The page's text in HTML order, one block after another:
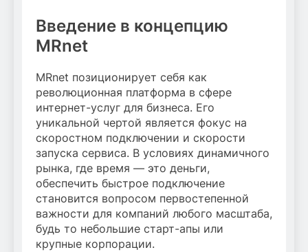
Введение в концепцию
MRnet
MRnet позиционирует себя как
революционная платформа в сфере
интернет-услуг для бизнеса. Его
уникальной чертой является фокус на
скоростном подключении и скорости
запуска сервиса. В условиях динамичного
рынка, где время — это деньги,
обеспечить быстрое подключение
становится вопросом первостепенной
важности для компаний любого масштаба,
будь то небольшие старт-апы или
крупные корпорации.